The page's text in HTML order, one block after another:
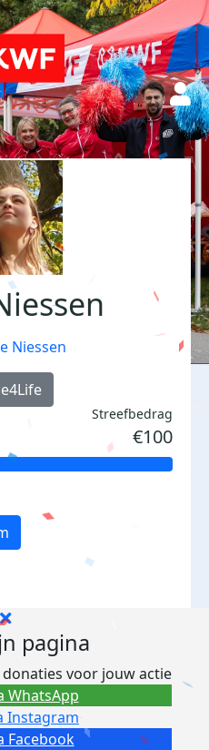
Niessen
Streefbedrag
€100
pagina
voor jouw actie
Facebook
Instagram
WhatsApp